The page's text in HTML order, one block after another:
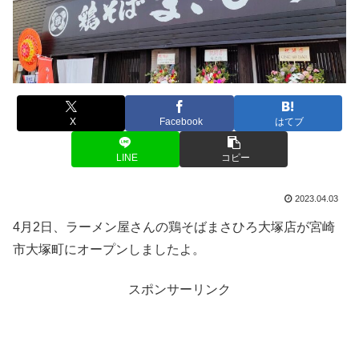
X Facebook はてブ
LINE コピー
2023.04.03
4月2日、ラーメン屋さんの鶏そばまさひろ大塚店が宮崎
市大塚町にオープンしましたよ。
スポンサーリンク